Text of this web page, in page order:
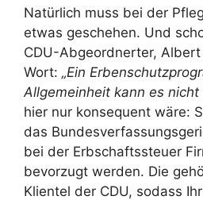
Natürlich muss bei der
etwas geschehen. Und
CDU-Abgeordnerter,
Wort: „Ein
Allgemeinheit kann es nicht
hier nur konsequent wäre:
das
bei der Erbschaftssteuer
bevorzugt werden. Die
Klientel der CDU, sodass